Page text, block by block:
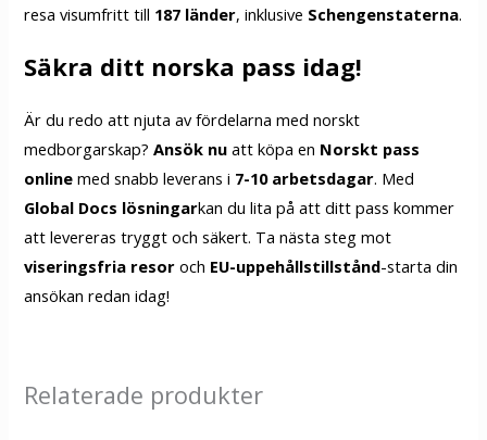
resa visumfritt till 187 länder, inklusive Schengenstaterna.
Säkra ditt norska pass idag!
Är du redo att njuta av fördelarna med norskt
medborgarskap?Ansök nu att köpa en Norskt pass
online med snabb leverans i 7-10 arbetsdagar. Med
Global Docs lösningarkan du lita på att ditt pass kommer
att levereras tryggt och säkert. Ta nästa steg mot
viseringsfria resor och EU-uppehållstillstånd-starta din
ansökan redan idag!
Relaterade produkter